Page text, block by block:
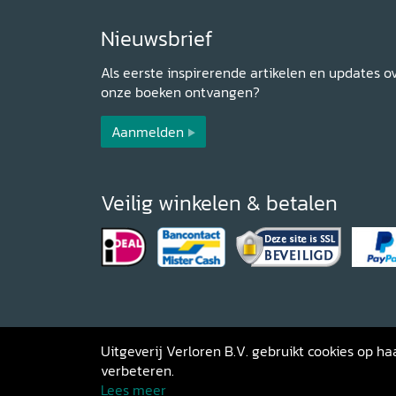
Nieuwsbrief
Als eerste inspirerende artikelen en updates
onze boeken ontvangen?
Aanmelden
Veilig winkelen & betalen
Copyright 2026 Uitgeverij Verloren
Uitgeverij Verloren B.V. gebruikt cookies op
verbeteren.
Lees meer